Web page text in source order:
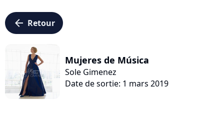
arrow_left Retour
Mujeres de Música
Sole Gimenez
Date de sortie: 1 mars 2019